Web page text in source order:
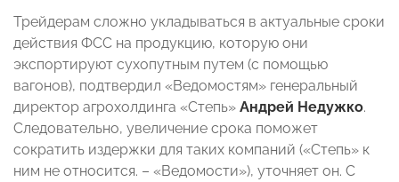
Трейдерам сложно укладываться в актуальные сроки
действия ФСС на продукцию, которую они
экспортируют сухопутным путем (с помощью
вагонов), подтвердил «Ведомостям» генеральный
директор агрохолдинга «Степь» Андрей Недужко.
Следовательно, увеличение срока поможет
сократить издержки для таких компаний («Степь» к
ним не относится. – «Ведомости»), уточняет он. С